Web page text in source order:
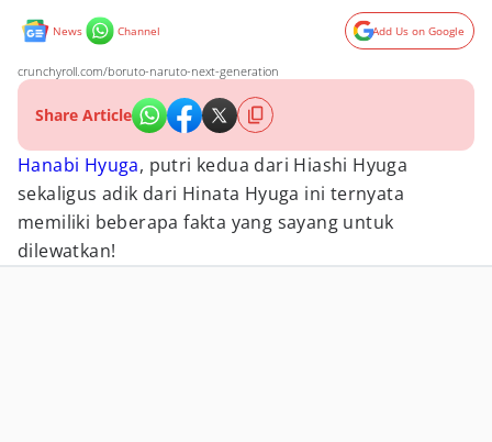
News Channel Add Us on Google
crunchyroll.com/boruto-naruto-next-generation
Share Article
Hanabi Hyuga, putri kedua dari Hiashi Hyuga
sekaligus adik dari Hinata Hyuga ini ternyata
memiliki beberapa fakta yang sayang untuk
dilewatkan!